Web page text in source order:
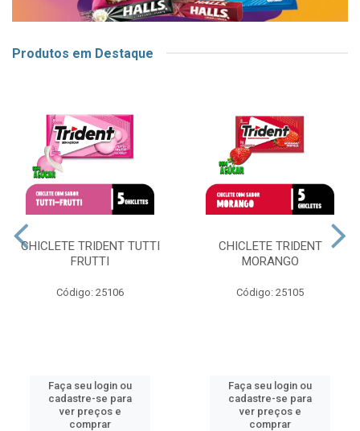
Produtos em Destaque
CHICLETE TRIDENT TUTTI
FRUTTI
Código: 25106
Faça seu login ou
cadastre-se para
ver preços e
comprar
CHICLETE TRIDENT
MORANGO
Código: 25105
Faça seu login ou
cadastre-se para
ver preços e
comprar